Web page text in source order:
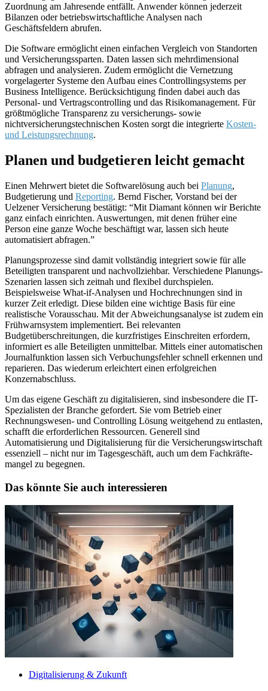
Zuordnung am Jahresende entfällt. Anwender können jederzeit
Bilanzen oder betriebswirtschaftliche Analysen nach
Geschäftsfeldern abrufen.
Die Software ermöglicht einen einfachen Vergleich von Standorten
und Versicherungssparten. Daten lassen sich mehrdimensional
abfragen und analysieren. Zudem ermöglicht die Vernetzung
vorgela­gerter Systeme den Aufbau eines Controllingsystems per
Business Intelligence. Berücksichtigung fin­den dabei auch das
Personal- und Vertragscontrolling und das Risikomanagement. Für
größtmögliche Transparenz zu versicherungs- sowie
nichtversicherungstechnischen Kosten sorgt die integrierte Kos­ten-
und Leistungsrechnung.
Planen und budgetieren leicht gemacht
Einen Mehrwert bietet die Softwarelösung auch bei Planung,
Budgetierung und Reporting. Bernd Fi­scher, Vorstand bei der
Uelzener Versicherung bestätigt: “Mit Diamant können wir Berichte
ganz ein­fach einrichten. Auswertungen, mit denen früher eine
Person eine ganze Woche beschäftigt war, las­sen sich heute
automatisiert abfragen.”
Planungsprozesse sind damit vollständig integriert sowie für alle
Beteiligten transparent und nachvollziehbar. Verschiedene Pla­nungs-
Szenarien lassen sich zeitnah und flexibel durchspielen.
Beispielsweise What-if-Analysen und Hochrechnungen sind in
kurzer Zeit erledigt. Diese bilden eine wichtige Basis für eine
realistische Vo­rausschau. Mit der Abweichungsanalyse ist zudem ein
Frühwarnsystem implementiert. Bei relevan­ten
Budgetüberschreitungen, die kurzfristiges Einschreiten erfordern,
informiert es alle Beteiligten unmittelbar. Mittels einer automatischen
Journalfunktion lassen sich Verbuchungsfehler schnell er­kennen und
reparieren. Das wiederum erleichtert einen erfolgreichen
Konzernabschluss.
Um das eigene Geschäft zu digitalisieren, sind insbesondere die IT-
Spezialisten der Branche gefordert. Sie vom Betrieb einer
Rechnungswesen- und Controlling Lösung weitgehend zu entlasten,
schafft die erforderlichen Ressourcen. Generell sind
Automatisierung und Digitalisierung für die Versicherungswirtschaft
essenziell – nicht nur im Tagesgeschäft, auch um dem Fachkräfte­
mangel zu begegnen.
Das könnte Sie auch interessieren
Digitalisierung & Zukunft